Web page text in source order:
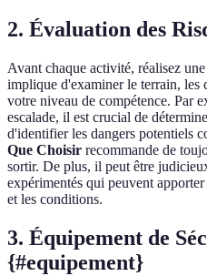
2. Évaluation des
Avant chaque activité, réalisez
implique d'examiner le terrain, les
votre niveau de compétence. Par
escalade, il est crucial de
d'identifier les dangers potentiels
Que Choisir recommande de
sortir. De plus, il peut être
expérimentés qui peuvent
et les conditions.
3. Équipement de
{#equipement}